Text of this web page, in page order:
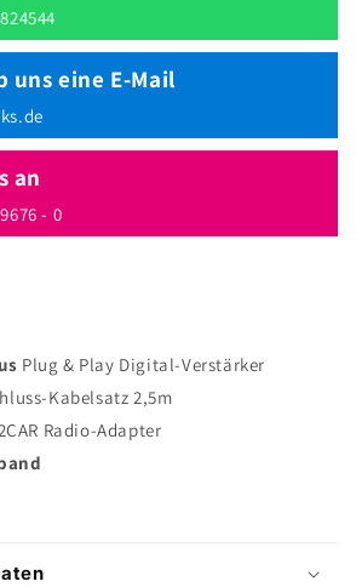
uns eine E-Mail
an
- 0
Plug & Play Digital-Verstärker
Kabelsatz 2,5m
Radio-Adapter